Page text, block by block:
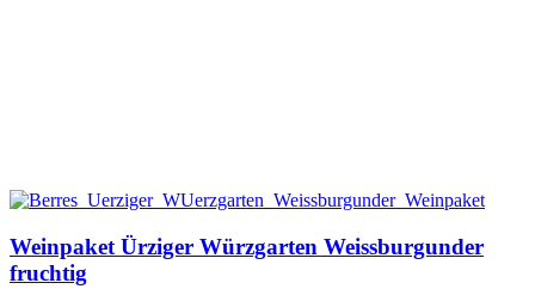
Weinpaket Ürziger Würzgarten Weissburgunder
fruchtig